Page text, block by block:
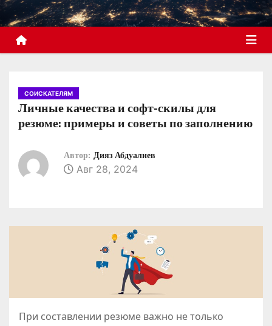
о
д
СОИСКАТЕЛЯМ
Личные качества и софт-скилы для
резюме: примеры и советы по заполнению
Автор: Дияз Абдуалиев
Авг 28, 2024
При составлении резюме важно не только